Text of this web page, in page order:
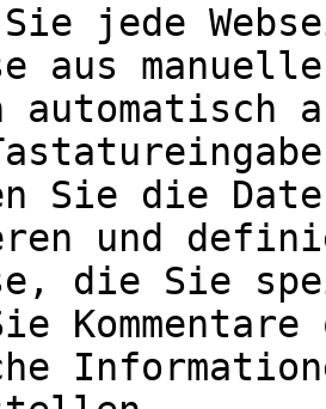
jede
aus
automatisch
Sie die
und
die Sie